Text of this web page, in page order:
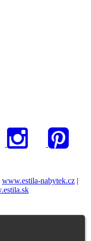
www.estila-nabytek.cz|